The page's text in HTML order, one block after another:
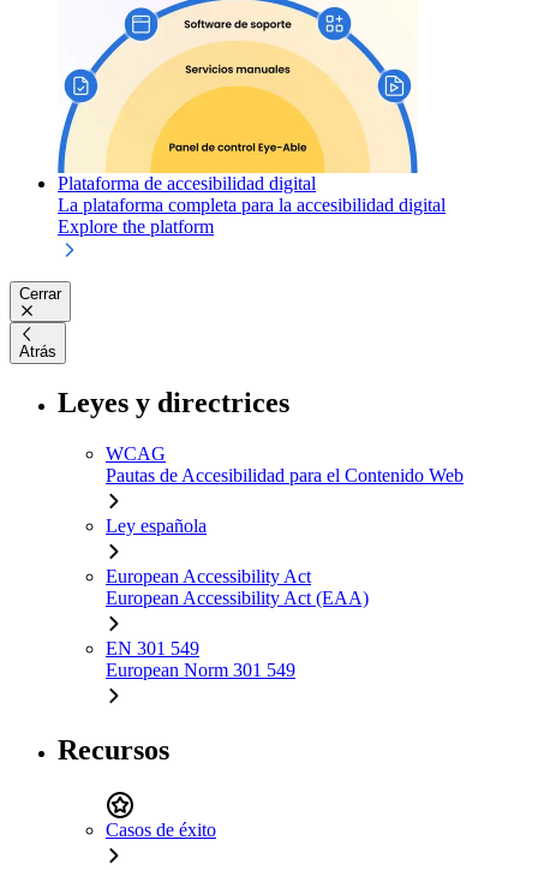
Plataforma de accesibilidad digital
La plataforma completa para la accesibilidad digital
Explore the platform
Cerrar
Atrás
Leyes y directrices
WCAG
Pautas de Accesibilidad para el Contenido Web
Ley española
European Accessibility Act
European Accessibility Act (EAA)
EN 301 549
European Norm 301 549
Recursos
Casos de éxito